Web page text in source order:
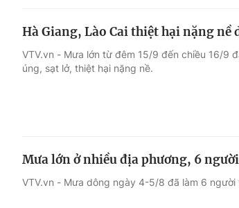
Hà Giang, Lào Cai thiệt hại nặng nề
VTV.vn - Mưa lớn từ đêm 15/9 đến chiều 16/9
úng, sạt lở, thiệt hại nặng nề.
Mưa lớn ở nhiều địa phương, 6
VTV.vn - Mưa dông ngày 4-5/8 đã làm 6